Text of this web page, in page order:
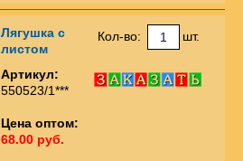
Лягушка с
листом
Артикул:
550523/1***
Цена оптом:
68.00 руб.
Кол-во: шт.